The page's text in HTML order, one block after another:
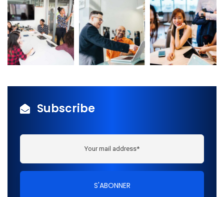
Subscribe
Non, merci